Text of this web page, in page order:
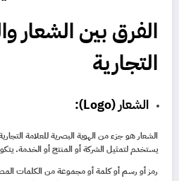
الفرق بين الشعار
التجارية
الشعار (Logo):
الشعار هو جزء من الهوية البصرية للعلامة
يستخدم لتمثيل الشركة أو المنتج أو الخدمة.
رمز أو رسم أو كلمة أو مجموعة من الكلمات